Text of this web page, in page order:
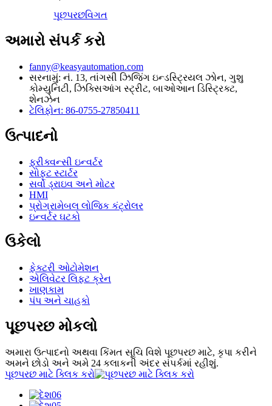
પૂછપરછવિગત
અમારો સંપર્ક કરો
fanny@keasyautomation.com
સરનામું: નં. 13, તાંગસી ઝિજિંગ ઇન્ડસ્ટ્રિયલ ઝોન, ગુશુ
કોમ્યુનિટી, ઝિક્સિઆંગ સ્ટ્રીટ, બાઓઆન ડિસ્ટ્રિક્ટ,
શેનઝેન
ટેલિફોન: 86-0755-27850411
ઉત્પાદનો
ફ્રીક્વન્સી ઇન્વર્ટર
સોફ્ટ સ્ટાર્ટર
સર્વો ડ્રાઇવ અને મોટર
HMI
પ્રોગ્રામેબલ લોજિક કંટ્રોલર
ઇન્વર્ટર ઘટકો
ઉકેલો
ફેક્ટરી ઓટોમેશન
એલિવેટર લિફ્ટ ક્રેન
ખાણકામ
પંપ અને ચાહકો
પૂછપરછ મોકલો
અમારા ઉત્પાદનો અથવા કિંમત સૂચિ વિશે પૂછપરછ માટે, કૃપા કરીને
અમને છોડો અને અમે 24 કલાકની અંદર સંપર્કમાં રહીશું.
પૂછપરછ માટે ક્લિક કરો